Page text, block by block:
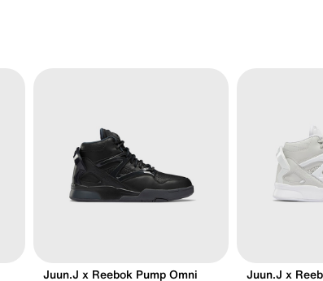
Juun.J x Reebok Pump Omni
Juun.J x